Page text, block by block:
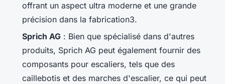
offrant un aspect ultra moderne et une grande
précision dans la fabrication3.
Sprich AG : Bien que spécialisé dans d'autres
produits, Sprich AG peut également fournir des
composants pour escaliers, tels que des
caillebotis et des marches d'escalier, ce qui peut